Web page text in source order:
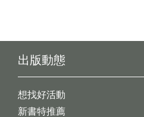
出版動態
想找好活動
新書特推薦